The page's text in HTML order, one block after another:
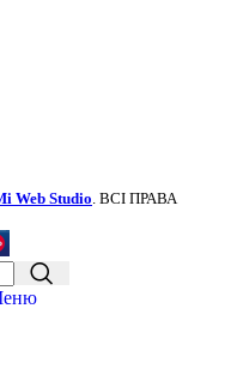
Web Studio . ВСІ ПРАВА